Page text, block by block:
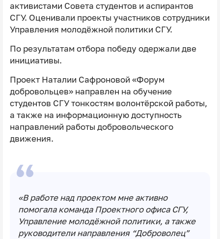
активистами Совета студентов и аспирантов
СГУ. Оценивали проекты участников сотрудники
Управления молодёжной политики СГУ.
По результатам отбора победу одержали две
инициативы.
Проект Наталии Сафроновой «Форум
добровольцев» направлен на обучение
студентов СГУ тонкостям волонтёрской работы,
а также на информационную доступность
направлений работы добровольческого
движения.
«В работе над проектом мне активно
помогала команда Проектного офиса СГУ,
Управление молодёжной политики, а также
руководители направления “Доброволец”